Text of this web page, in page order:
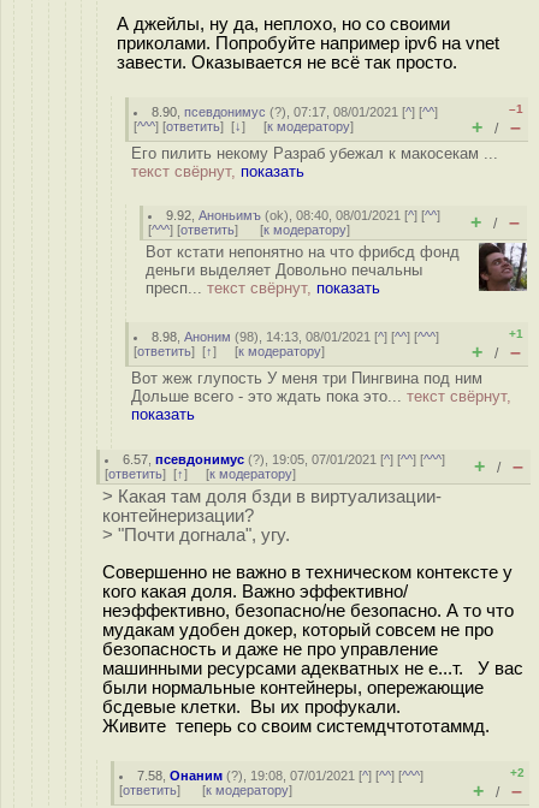
А джейлы, ну да, неплохо, но со своими
приколами. Попробуйте например ipv6 на vnet
завести. Оказывается не всё так просто.
8.90 ,псевдонимус (?), 07:17, 08/01/2021 [^] [^^]
[^^^] [ответить] [↓] [к модератору]
–1
+ / –
Его пилить некому Разраб убежал к макосекам ...
текст свёрнут, показать
9.92 ,Аноньимъ (ok), 08:40, 08/01/2021 [^] [^^]
[^^^] [ответить] [к модератору] + / –
Вот кстати непонятно на что фрибсд фонд
деньги выделяет Довольно печальны
пресп... текст свёрнут, показать
8.98 ,Аноним (98), 14:13, 08/01/2021 [^] [^^] [^^^]
[ответить] [↑] [к модератору]
+1
+ / –
Вот жеж глупость У меня три Пингвина под ним
Дольше всего - это ждать пока это... текст свёрнут,
показать
6.57 ,псевдонимус (?), 19:05, 07/01/2021 [^] [^^] [^^^]
[ответить] [↑] [к модератору] + / –
> Какая там доля бзди в виртуализации-
контейнеризации?
> "Почти догнала", угу.
Совершенно не важно в техническом контексте у
кого какая доля. Важно эффективно/
неэффективно, безопасно/не безопасно. А то что
мудакам удобен докер, который совсем не про
безопасность и даже не про управление
машинными ресурсами адекватных не е...т. У вас
были нормальные контейнеры, опережающие
бсдевые клетки. Вы их профукали.
Живите теперь со своим системдчтототаммд.
7.58 ,Онаним (?), 19:08, 07/01/2021 [^] [^^] [^^^]
[ответить] [к модератору]
+2
+ / –